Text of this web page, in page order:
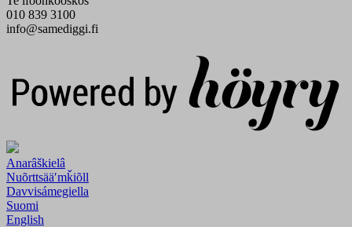
010 839 3100
info@samediggi.fi
Anarâškielâ
Nuõrttsääʹmǩiõll
Davvisámegiella
Suomi
English